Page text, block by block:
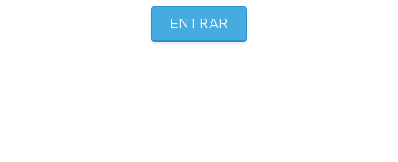
ENTRAR